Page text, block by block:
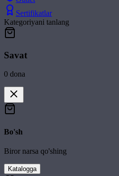
Sertifikatlar
Kategoriyani tanlang
Savat
0 dona
Bo'sh
Biror narsa qo'shing
Katalogga